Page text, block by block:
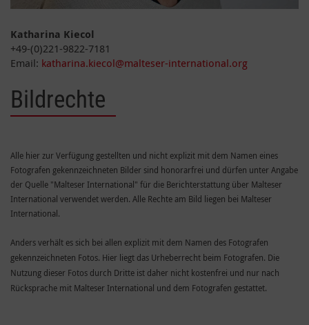
Katharina Kiecol
+49-(0)221-9822-7181
Email: katharina.kiecol@malteser-international.org
Bildrechte
Alle hier zur Verfügung gestellten und nicht explizit mit dem Namen eines
Fotografen gekennzeichneten Bilder sind honorarfrei und dürfen unter Angabe
der Quelle "Malteser International" für die Berichterstattung über Malteser
International verwendet werden. Alle Rechte am Bild liegen bei Malteser
International.
Anders verhält es sich bei allen explizit mit dem Namen des Fotografen
gekennzeichneten Fotos. Hier liegt das Urheberrecht beim Fotografen. Die
Nutzung dieser Fotos durch Dritte ist daher nicht kostenfrei und nur nach
Rücksprache mit Malteser International und dem Fotografen gestattet.